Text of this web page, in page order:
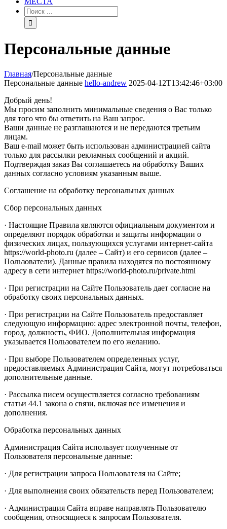
Персональные данные
Главная/Персональные данные
Персональные данные hello-andrew 2025-04-12T13:42:46+03:00
Добрый день!
Мы просим заполнить минимальные сведения о Вас только
для того что бы ответить на Ваш запрос.
Ваши данные не разглашаются и не передаются третьим
лицам.
Ваш e-mail может быть использован администрацией сайта
только для рассылки рекламных сообщений и акций.
Подтверждая заказ Вы соглашаетесь на обработку Ваших
данных согласно условиям указанным выше.
Соглашение на обработку персональных данных
Сбор персональных данных
· Настоящие Правила являются официальным документом и
определяют порядок обработки и защиты информации о
физических лицах, пользующихся услугами интернет-сайта
https://world-photo.ru (далее – Сайт) и его сервисов (далее –
Пользователи). Данные правила находятся по постоянному
адресу в сети интернет https://world-photo.ru/private.html
· При регистрации на Сайте Пользователь дает согласие на
обработку своих персональных данных.
· При регистрации на Сайте Пользователь предоставляет
следующую информацию: адрес электронной почты, телефон,
город, должность, ФИО. Дополнительная информация
указывается Пользователем по его желанию.
· При выборе Пользователем определенных услуг,
предоставляемых Администрация Сайта, могут потребоваться
дополнительные данные.
· Рассылка писем осуществляется согласно требованиям
статьи 44.1 закона о связи, включая все изменения и
дополнения.
Обработка персональных данных
Администрация Сайта использует полученные от
Пользователя персональные данные:
· Для регистрации запроса Пользователя на Сайте;
· Для выполнения своих обязательств перед Пользователем;
· Администрация Сайта вправе направлять Пользователю
сообщения, относящиеся к запросам Пользователя.